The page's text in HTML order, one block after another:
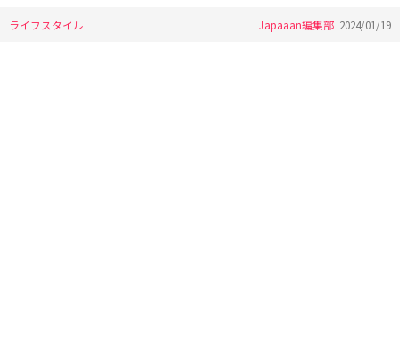
ライフスタイル Japaaan編集部 2024/01/19